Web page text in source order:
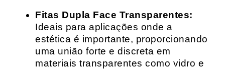
Fitas Dupla Face Transparentes:
Ideais para aplicações onde a
estética é importante, proporcionando
uma união forte e discreta em
materiais transparentes como vidro e